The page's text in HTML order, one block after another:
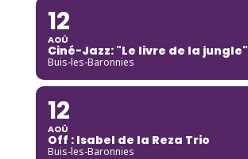
12
AOÛ
Ciné-Jazz: "Le livre de la jungle"
Buis-les-Baronnies
12
AOÛ
Off : Isabel de la Reza Trio
Buis-les-Baronnies